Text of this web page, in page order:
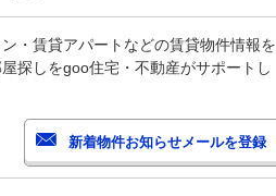
・賃貸アパートなどの賃貸物件情報を
探しをgoo住宅・不動産がサポートし